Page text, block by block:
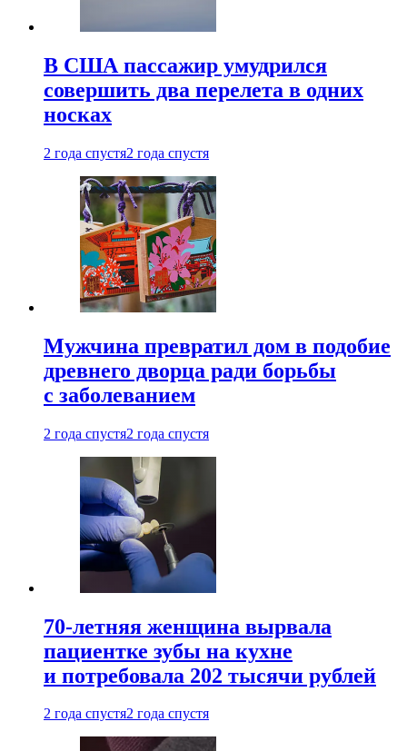
В США пассажир умудрился
совершить два перелета в одних
носках
2 года спустя2 года спустя
Мужчина превратил дом в подобие
древнего дворца ради борьбы
с заболеванием
2 года спустя2 года спустя
70-летняя женщина вырвала
пациентке зубы на кухне
и потребовала 202 тысячи рублей
2 года спустя2 года спустя